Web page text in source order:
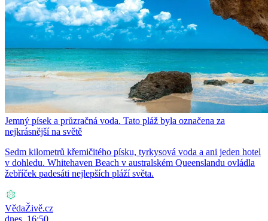
Jemný písek a průzračná voda. Tato pláž byla označena za
nejkrásnější na světě
Sedm kilometrů křemičitého písku, tyrkysová voda a ani jeden hotel
v dohledu. Whitehaven Beach v australském Queenslandu ovládla
žebříček padesáti nejlepších pláží světa.
VědaŽivě.cz